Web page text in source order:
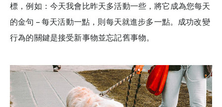
標，例如：今天我會比昨天多活動一些，將它成為您每天
的金句 – 每天活動一點，則每天就進步多一點。成功改變
行為的關鍵是接受新事物並忘記舊事物。